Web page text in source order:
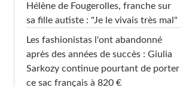
Hélène de Fougerolles, franche sur
sa fille autiste : "Je le vivais très mal"
Les fashionistas l'ont abandonné
après des années de succès : Giulia
Sarkozy continue pourtant de porter
ce sac français à 820 €